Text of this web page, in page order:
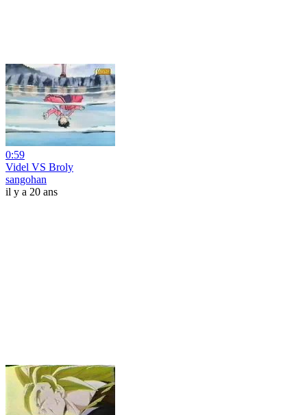
0:59
Videl VS Broly
sangohan
il y a 20 ans